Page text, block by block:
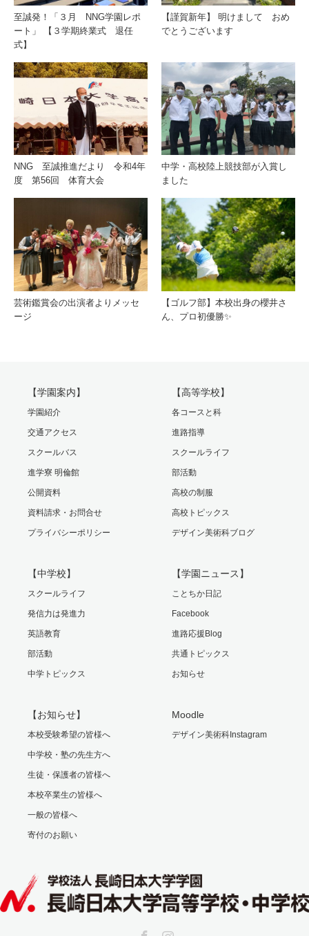
至誠発！「３月 NNG学園レポ
ート」 【３学期終業式 退任
式】
【謹賀新年】 明けまして おめ
でとうございます
NNG 至誠推進だより 令和4年
度 第56回 体育大会
中学・高校陸上競技部が入賞し
ました
芸術鑑賞会の出演者よりメッセ
ージ
【ゴルフ部】本校出身の櫻井さ
ん、プロ初優勝✨
【学園案内】
学園紹介
交通アクセス
スクールバス
進学寮 明倫館
公開資料
資料請求・お問合せ
プライバシーポリシー
【高等学校】
各コースと科
進路指導
スクールライフ
部活動
高校の制服
高校トピックス
デザイン美術科ブログ
【中学校】
スクールライフ
発信力は発進力
英語教育
部活動
中学トピックス
【学園ニュース】
ことちか日記
Facebook
進路応援Blog
共通トピックス
お知らせ
【お知らせ】
本校受験希望の皆様へ
中学校・塾の先生方へ
生徒・保護者の皆様へ
本校卒業生の皆様へ
一般の皆様へ
寄付のお願い
Moodle
デザイン美術科Instagram